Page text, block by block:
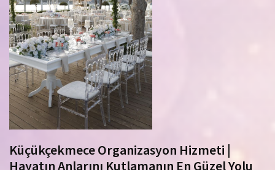
Küçükçekmece Organizasyon Hizmeti |
Hayatın Anlarını Kutlamanın En Güzel Yolu